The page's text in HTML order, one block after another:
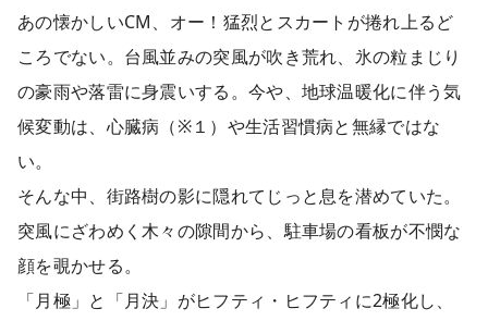
あの懐かしいCM、オー！猛烈とスカートが捲れ上るど
ころでない。台風並みの突風が吹き荒れ、氷の粒まじり
の豪雨や落雷に身震いする。今や、地球温暖化に伴う気
候変動は、心臓病（※１）や生活習慣病と無縁ではな
い。
そんな中、街路樹の影に隠れてじっと息を潜めていた。
突風にざわめく木々の隙間から、駐車場の看板が不憫な
顔を覗かせる。
「月極」と「月決」がヒフティ・ヒフティに2極化し、